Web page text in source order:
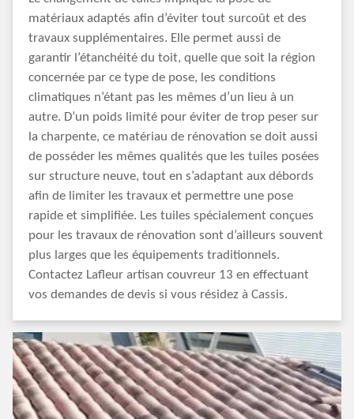
matériaux adaptés afin d’éviter tout surcoût et des
travaux supplémentaires. Elle permet aussi de
garantir l’étanchéité du toit, quelle que soit la région
concernée par ce type de pose, les conditions
climatiques n’étant pas les mêmes d’un lieu à un
autre. D’un poids limité pour éviter de trop peser sur
la charpente, ce matériau de rénovation se doit aussi
de posséder les mêmes qualités que les tuiles posées
sur structure neuve, tout en s’adaptant aux débords
afin de limiter les travaux et permettre une pose
rapide et simplifiée. Les tuiles spécialement conçues
pour les travaux de rénovation sont d’ailleurs souvent
plus larges que les équipements traditionnels.
Contactez Lafleur artisan couvreur 13 en effectuant
vos demandes de devis si vous résidez à Cassis.